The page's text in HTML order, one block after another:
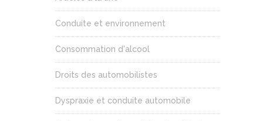
Conduite et environnement
Consommation d'alcool
Droits des automobilistes
Dyspraxie et conduite automobile